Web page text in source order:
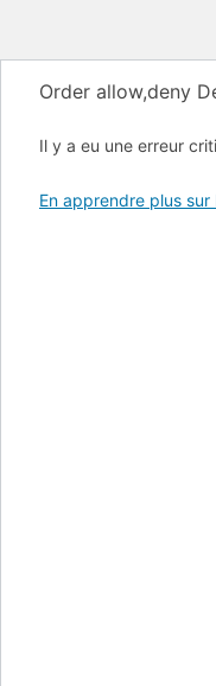
Order allow,deny
Il y a eu une erreur
En apprendre plus